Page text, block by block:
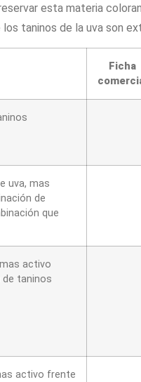
esta materia
taninos de la uva son
Ficha
uva, mas
de
que
activo
taninos
activo frente